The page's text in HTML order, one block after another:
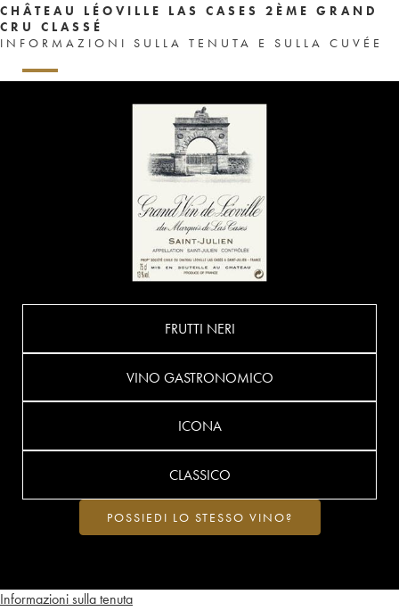
CHÂTEAU LÉOVILLE LAS CASES 2ÈME GRAND
CRU CLASSÉ
INFORMAZIONI SULLA TENUTA E SULLA CUVÉE
Informazioni sulla tenuta
FRUTTI NERI
VINO GASTRONOMICO
ICONA
CLASSICO
POSSIEDI LO STESSO VINO?